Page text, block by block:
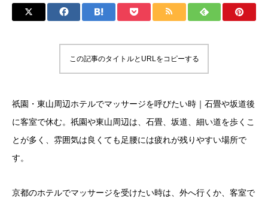
この記事のタイトルとURLをコピーする
祇園・東山周辺ホテルでマッサージを呼びたい時｜石畳や坂道後
に客室で休む。祇園や東山周辺は、石畳、坂道、細い道を歩くこ
とが多く、雰囲気は良くても足腰には疲れが残りやすい場所で
す。
京都のホテルでマッサージを受けたい時は、外へ行くか、客室で